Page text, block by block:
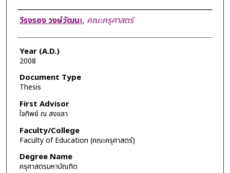
Author
วิรงรอง วงษ์วัฒนะ, คณะครุศาสตร์
Year (A.D.)
2008
Document Type
Thesis
First Advisor
ใจทิพย์ ณ สงขลา
Faculty/College
Faculty of Education (คณะครุศาสตร์)
Degree Name
ครุศาสตรมหาบัณฑิต